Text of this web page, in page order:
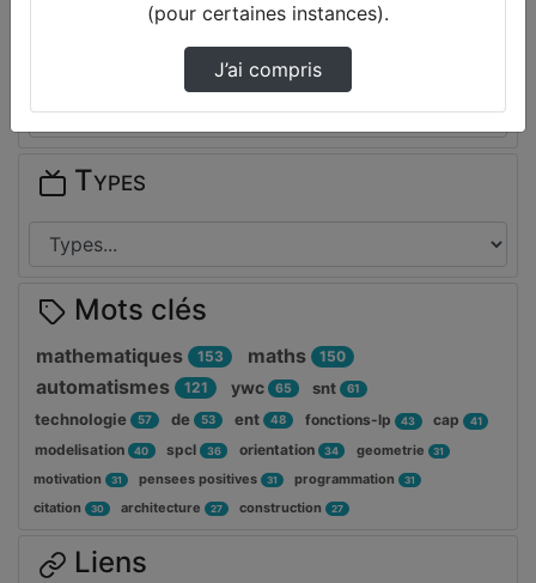
Disciplines
Types
Mots clés
mathematiques 153 maths 150
automatismes 121 ywc 65 snt 61
technologie 57 de 53 ent 48 fonctions-lp 43 cap 41
modelisation 40 spcl 36 orientation 34 geometrie 31
motivation 31 pensees positives 31 programmation 31
citation 30 architecture 27 construction 27
Liens
(pour certaines instances).
J’ai compris